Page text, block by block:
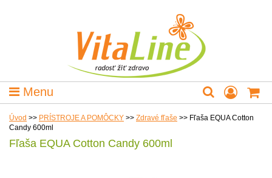
Menu
Úvod >> PRÍSTROJE A POMÔCKY >> Zdravé fľaše >> Fľaša EQUA Cotton
Candy 600ml
Fľaša EQUA Cotton Candy 600ml